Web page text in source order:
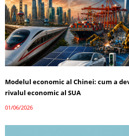
Modelul economic al Chinei: cum a
rivalul economic al SUA
01/06/2026